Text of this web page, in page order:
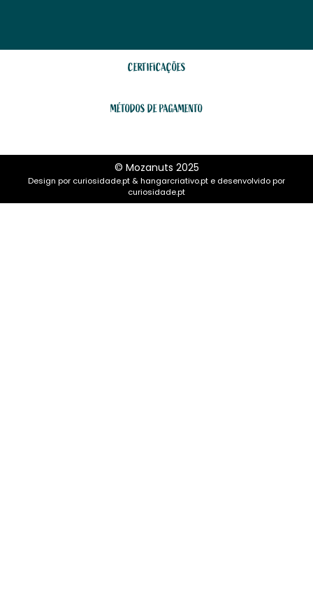
CERTIFICAÇÕES
MÉTODOS DE PAGAMENTO
© Mozanuts 2025
Design por curiosidade.pt &hangarcriativo.pt e desenvolvido por
curiosidade.pt